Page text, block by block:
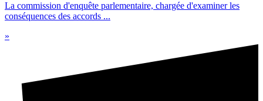
La commission d'enquête parlementaire, chargée d'examiner les
conséquences des accords ...
»